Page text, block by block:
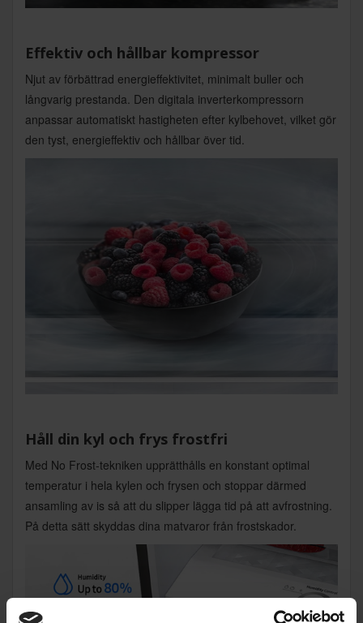
Effektiv och hållbar kompressor
Njut av förbättrad energieffektivitet, minimalt buller och
långvarig prestanda. Den digitala inverterkompressorn
anpassar automatiskt hastigheten efter kylbehovet, vilket gör
den tyst, energieffektiv och hållbar över tid.
Håll din kyl och frys frostfri
Med No Frost-tekniken upprätthålls en konstant optimal
temperatur i hela kylen och frysen och stoppar därmed
ansamling av is så att du slipper lägga tid på att avfrostning.
På detta sätt skyddas dina matvaror från frostskador.